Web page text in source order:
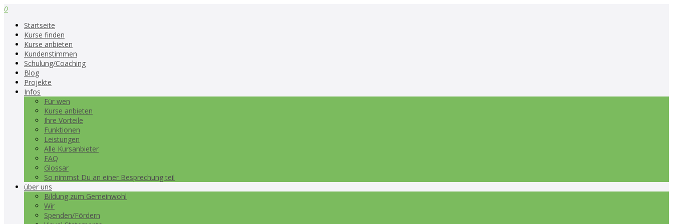
0
Startseite
Kurse finden
Kurse anbieten
Kundenstimmen
Schulung/Coaching
Blog
Projekte
Infos
Für wen
Kurse anbieten
Ihre Vorteile
Funktionen
Leistungen
Alle Kursanbieter
FAQ
Glossar
So nimmst Du an einer Besprechung teil
über uns
Bildung zum Gemeinwohl
Wir
Spenden/Fördern